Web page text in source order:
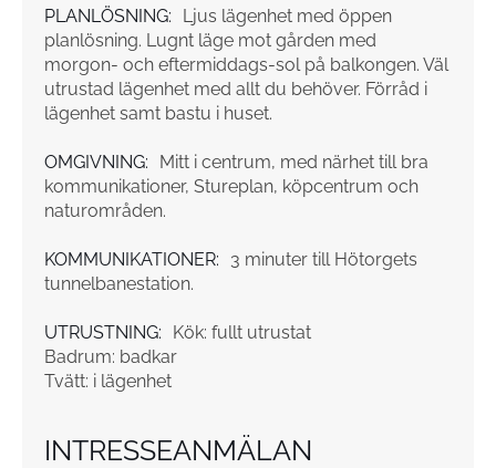
PLANLÖSNING:
Ljus lägenhet med öppen
planlösning. Lugnt läge mot gården med
morgon- och eftermiddags-sol på balkongen. Väl
utrustad lägenhet med allt du behöver. Förråd i
lägenhet samt bastu i huset.
OMGIVNING:
Mitt i centrum, med närhet till bra
kommunikationer, Stureplan, köpcentrum och
naturområden.
KOMMUNIKATIONER:
3 minuter till Hötorgets
tunnelbanestation.
UTRUSTNING:
Kök: fullt utrustat
Badrum: badkar
Tvätt: i lägenhet
INTRESSEANMÄLAN